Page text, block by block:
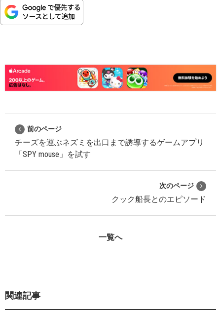
前のページ
チーズを運ぶネズミを出口まで誘導するゲームアプリ
「SPY mouse」を試す
次のページ
クック船長とのエピソード
一覧へ
関連記事